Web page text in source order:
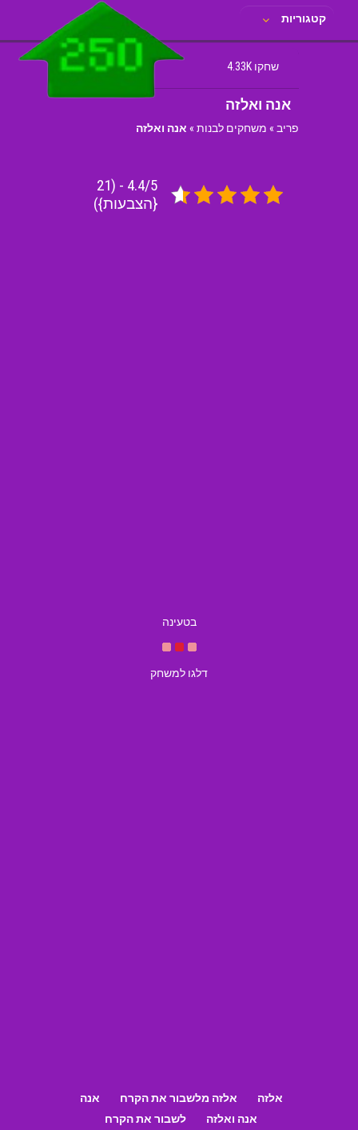
קטגוריות
שחקו 4.33K
אנה ואלזה
פריב » משחקים לבנות » אנה ואלזה
4.4/5 - (21
{הצבעות})
בטעינה
דלגו למשחק
אלזה אלזה מלשבור את הקרח
אנה
אנה ואלזה
לשבור את הקרח